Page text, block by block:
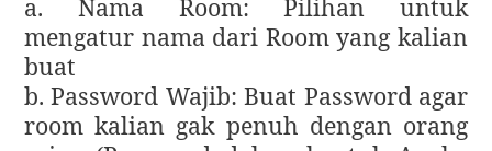
a. Nama Room: Pilihan untuk
mengatur nama dari Room yang kalian
buat
b. Password Wajib: Buat Password agar
room kalian gak penuh dengan orang